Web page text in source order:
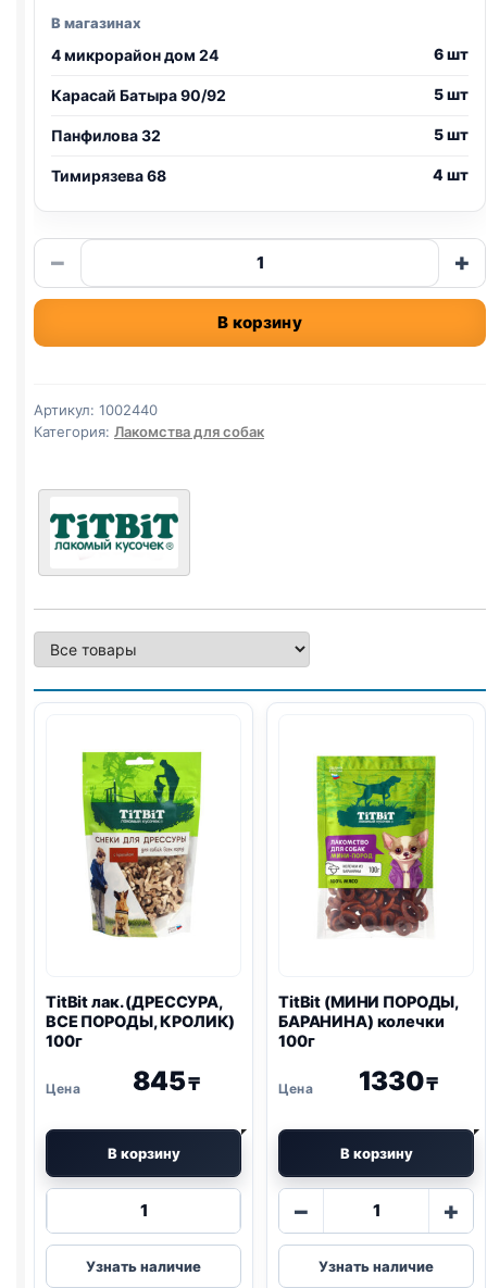
В магазинах
4 микрорайон дом 24 6 шт
Карасай Батыра 90/92 5 шт
Панфилова 32 5 шт
Тимирязева 68 4 шт
−
Количество
товара
TitBit
(БАВАРСКИЕ)
+
В корзину
Артикул: 1002440
Категория: Лакомства для собак
TitBit лак. (ДРЕССУРА,
ВСЕ ПОРОДЫ, КРОЛИК)
100г
845₸
В корзину
Количество
TitBit
лак.
Узнать наличие
TitBit (МИНИ ПОРОДЫ,
БАРАНИНА) колечки
100г
1330₸
В корзину
−
Количество
TitBit
(МИНИ
+
Узнать наличие